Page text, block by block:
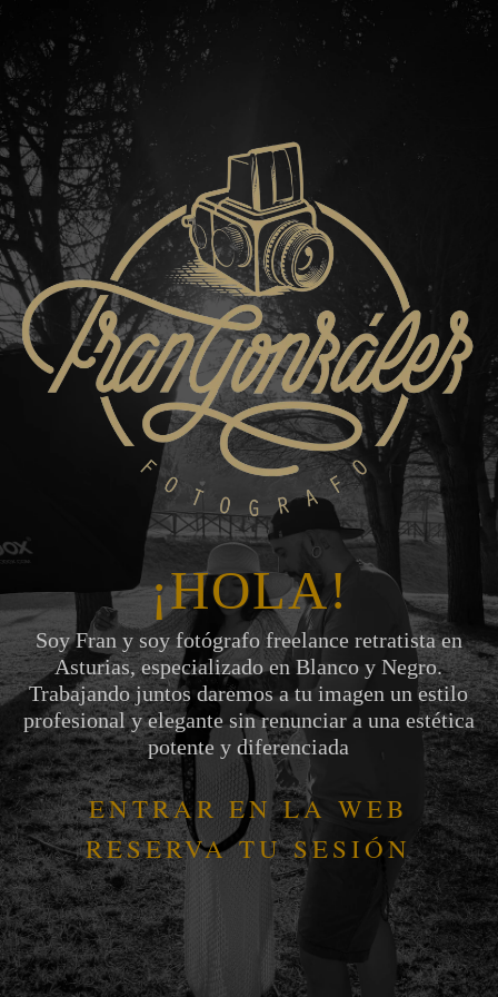
¡HOLA!
Soy Fran y soy fotógrafo freelance retratista en
Asturias, especializado en Blanco y Negro.
Trabajando juntos daremos a tu imagen un estilo
profesional y elegante sin renunciar a una estética
potente y diferenciada
ENTRAR EN LA WEB
RESERVA TU SESIÓN